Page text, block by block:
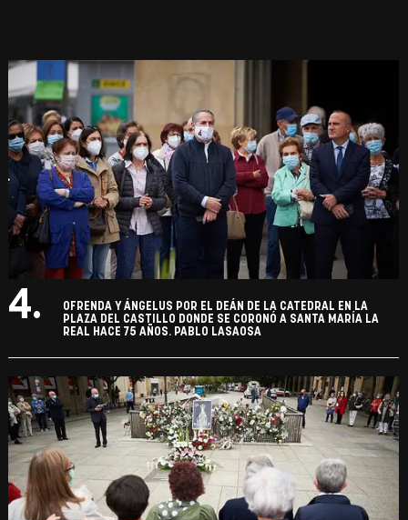
4.
OFRENDA Y ÁNGELUS POR EL DEÁN DE LA CATEDRAL EN LA
PLAZA DEL CASTILLO DONDE SE CORONÓ A SANTA MARÍA LA
REAL HACE 75 AÑOS. PABLO LASAOSA